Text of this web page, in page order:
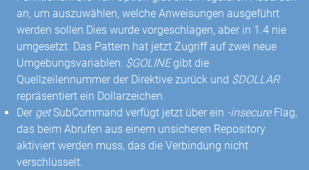
an, um auszuwählen, welche Anweisungen ausgeführt
werden sollen.Dies wurde vorgeschlagen, aber in 1.4 nie
umgesetzt. Das Pattern hat jetzt Zugriff auf zwei neue
Umgebungsvariablen: $GOLINEgibt die
Quellzeilennummer der Direktive zurück und $DOLLAR
repräsentiert ein Dollarzeichen.
Der getSubCommand verfügt jetzt über ein -insecureFlag,
das beim Abrufen aus einem unsicheren Repository
aktiviert werden muss, das die Verbindung nicht
verschlüsselt.